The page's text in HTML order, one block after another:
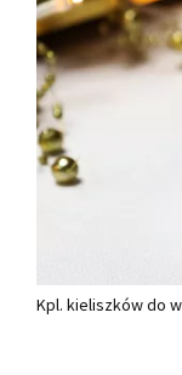
Kpl. kieliszków do